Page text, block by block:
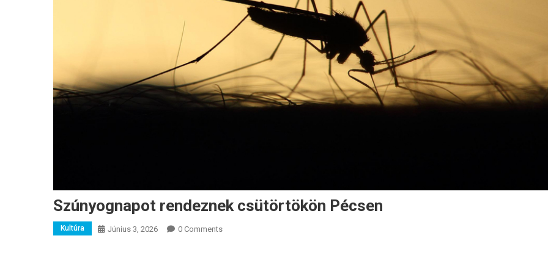
Szúnyognapot rendeznek csütörtökön Pécsen
Kultúra Június 3, 2026 0 Comments